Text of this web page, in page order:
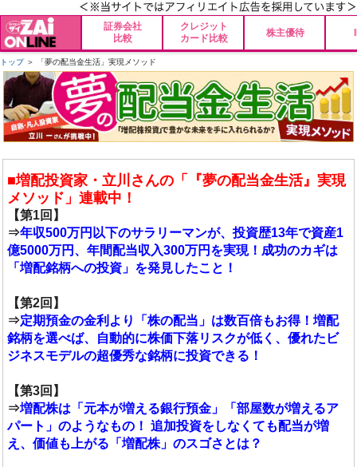
証券会社
比較
クレジット
カード比較
株主優待
トップ＞ 「夢の配当金生活」実現メソッド
■増配投資家・立川さんの「『夢の配当金生活』実現
メソッド」連載中！
【第1回】
⇒年収500万円以下のサラリーマンが、投資歴13年で資産1
億5000万円、年間配当収入300万円を実現！成功のカギは
「増配銘柄への投資」を発見したこと！
【第2回】
⇒定期預金の金利より「株の配当」は数百倍もお得！増配
銘柄を選べば、自動的に株価下落リスクが低く、優れたビ
ジネスモデルの超優秀な銘柄に投資できる！
【第3回】
⇒増配株は「元本が増える銀行預金」「部屋数が増えるア
パート」のようなもの！ 追加投資をしなくても配当が増
え、価値も上がる「増配株」のスゴさとは？